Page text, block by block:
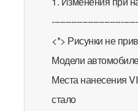
<*> Рисунки не
Модели
Места
стало